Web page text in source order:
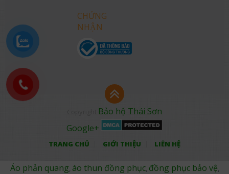
CHỨNG
NHẬN
Bảo hộ Thái Sơn
Google+
TRANG CHỦ GIỚI THIỆU LIÊN HỆ
Áo phản quang, áo thun đồng phục, đồng phục bảo vệ,